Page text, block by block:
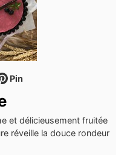
Pin
et délicieusement fruitée
réveille la douce rondeur